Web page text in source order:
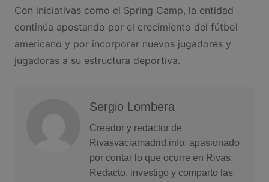
Con iniciativas como el Spring Camp, la entidad
continúa apostando por el crecimiento del fútbol
americano y por incorporar nuevos jugadores y
jugadoras a su estructura deportiva.
Sergio Lombera
Creador y redactor de
Rivasvaciamadrid.info, apasionado
por contar lo que ocurre en Rivas.
Redacto, investigo y comparto las